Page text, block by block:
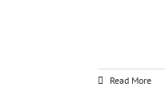
Read More